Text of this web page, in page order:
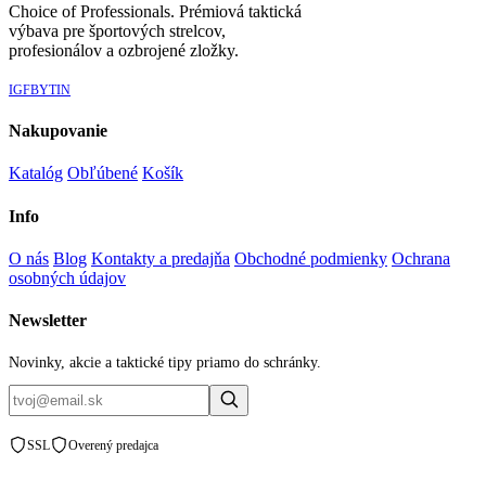
Choice of Professionals. Prémiová taktická
výbava pre športových strelcov,
profesionálov a ozbrojené zložky.
IGFBYTIN
Nakupovanie
Katalóg Obľúbené Košík
Info
O nás Blog Kontakty a predajňa Obchodné podmienky Ochrana
osobných údajov
Newsletter
Novinky, akcie a taktické tipy priamo do schránky.
SSL Overený predajca